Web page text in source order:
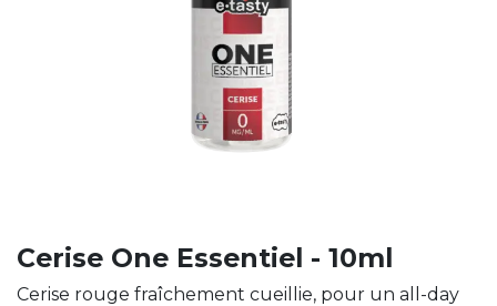
Cerise One Essentiel - 10ml
Cerise rouge fraîchement cueillie, pour un all-day